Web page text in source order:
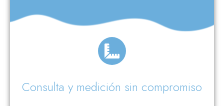
Consulta y medición sin compromiso